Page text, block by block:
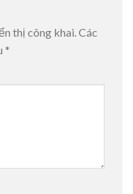
thị công khai. Các
*